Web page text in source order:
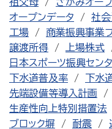
オープンデータ
社
工場
商業振興事業
譲渡所得
上場株式
日本スポーツ振興セン
下水道普及率
下水
先端設備等導入計画
生産性向上特別措置法
ブロック塀
耐震